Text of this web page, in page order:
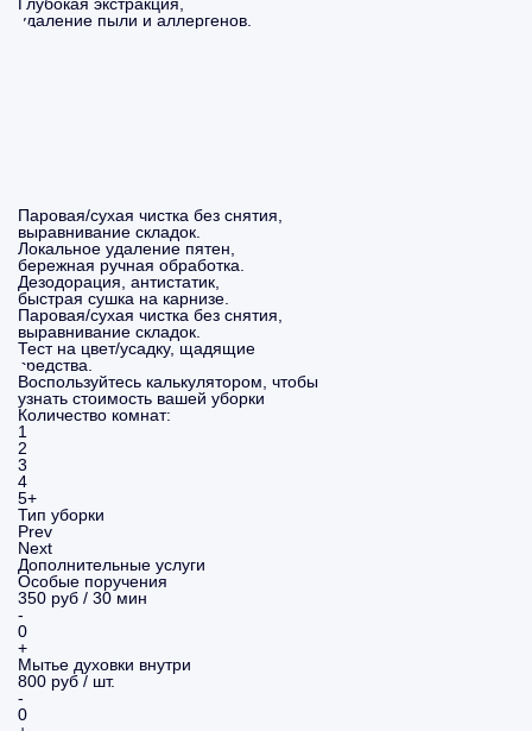
удаление пыли и аллергенов.
Паровая/сухая чистка без снятия,
выравнивание складок.
Локальное удаление пятен,
бережная ручная обработка.
Дезодорация, антистатик,
быстрая сушка на карнизе.
Паровая/сухая чистка без снятия,
выравнивание складок.
Тест на цвет/усадку, щадящие
средства.
Воспользуйтесь калькулятором, чтобы
узнать стоимость вашей уборки
Количество комнат:
1
2
3
4
5+
Тип уборки
Prev
Next
Дополнительные услуги
Особые поручения
350 руб / 30 мин
-
0
+
Мытье духовки внутри
800 руб / шт.
-
0